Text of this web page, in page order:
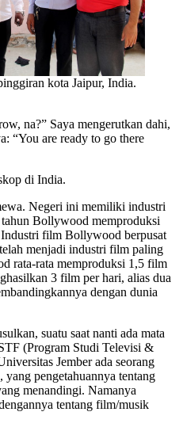
kota Jaipur, India.
na?” Saya mengerutkan dahi,
“You are ready to go there
di India.
Negeri ini memiliki industri
Bollywood memproduksi
film Bollywood berpusat
menjadi industri film paling
rata-rata memproduksi 1,5 film
3 film per hari, alias dua
dengan dunia
suatu saat nanti ada mata
(Program Studi Televisi &
Jember ada seorang
pengetahuannya tentang
menandingi. Namanya
tentang film/musik